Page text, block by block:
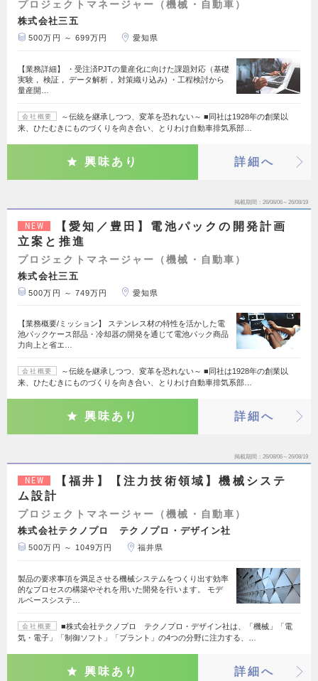
プロジェクトマネージャー（機械・自動車）
株式会社三五
500万円 ～ 699万円 愛知県
【業務詳細】 ・受注済PJTの量産化に向けた課題対応（基礎
実験， 検証， データ解析， 対策織り込み) ・工程検討から
量産開…
会社概要
～伝統を継承しつつ、変革を恐れない～ ■同社は1928年の創業以
来、ひたむきにものづくりを向き合い、とりわけ自動車排気系部…
興味あり 詳細へ
掲載期間 26/08/06～26/08/19
NEW
【愛知／豊田】電池パックの開発計画
立案と推進
プロジェクトマネージャー（機械・自動車）
株式会社三五
500万円 ～ 749万円 愛知県
【業務概要/ミッション】 ステンレス材の特性を活かした電
池パックケース部品・冷却器の開発を通じて電池パック商品
力向上と省エ…
会社概要
～伝統を継承しつつ、変革を恐れない～ ■同社は1928年の創業以
来、ひたむきにものづくりを向き合い、とりわけ自動車排気系部…
興味あり 詳細へ
掲載期間 26/08/06～26/08/19
NEW
【福井】【注力技術領域】機械システ
ム設計
プロジェクトマネージャー（機械・自動車）
株式会社テクノプロ テクノプロ・デザイン社
500万円 ～ 1049万円 福井県
製品の要求事項を満足させる機械システムをつくり出す効率
的なプロセスの構築やそれを用いた開発を行います。 モデ
ルベースシステ…
会社概要
■株式会社テクノプロ テクノプロ・デザイン社は、「機械」「電
気・電子」「制御ソフト」「プラント」の4つの分野に注力する、…
興味あり 詳細へ